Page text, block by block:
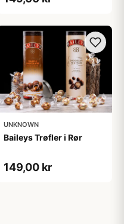
UNKNOWN
Baileys Trøfler i Rør
149,00 kr